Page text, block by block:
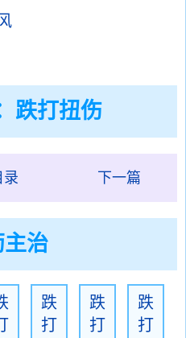
跌打扭伤
录 下一篇
主治
跌
打
跌
打
跌
打